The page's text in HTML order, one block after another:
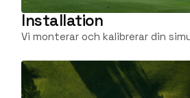
Installation
Vi monterar och kalibrerar din